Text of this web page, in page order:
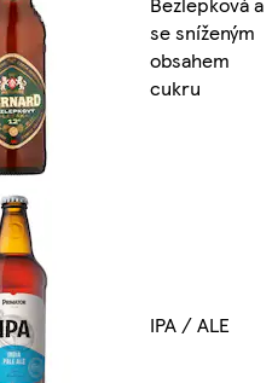
se sníženým
obsahem
cukru
IPA / ALE